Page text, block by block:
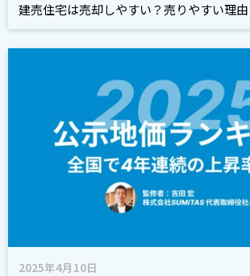
建売住宅は売却しやすい？売りやすい理
2025年4月10日